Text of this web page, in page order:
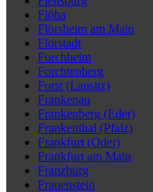
Flöha
Flörsheim am Main
Florstadt
Forchheim
Forchtenberg
Forst (Lausitz)
Frankenau
Frankenberg (Eder)
Frankenthal (Pfalz)
Frankfurt (Oder)
Frankfurt am Main
Franzburg
Frauenstein